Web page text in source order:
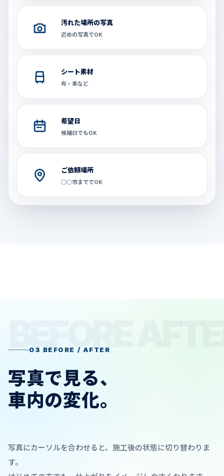
汚れた場所の写真
近めの写真でOK
シート素材
布・革など
希望日
候補日でもOK
ご依頼場所
○○市まででOK
03 BEFORE / AFTER
写真で見る、
車内の変化。
写真にカーソルを合わせると、施工後の状態に切り替わりま
す。